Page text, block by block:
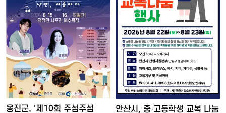
옹진군, '제10회 주섬주섬
안산시, 중·고등학생 교복 나눔